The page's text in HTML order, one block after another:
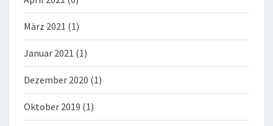
März 2021 (1)
Januar 2021 (1)
Dezember 2020 (1)
Oktober 2019 (1)